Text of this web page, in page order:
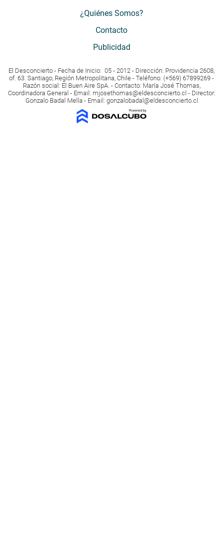
¿Quiénes Somos?
Contacto
Publicidad
El Desconcierto - Fecha de Inicio: 05 - 2012 - Dirección: Providencia 2608,
of. 63. Santiago, Región Metropolitana, Chile - Teléfono: (+569) 67899269 -
Razón social: El Buen Aire SpA. - Contacto: María José Thomas,
Coordinadora General - Email: mjosethomas@eldesconcierto.cl - Director:
Gonzalo Badal Mella - Email: gonzalobadal@eldesconcierto.cl